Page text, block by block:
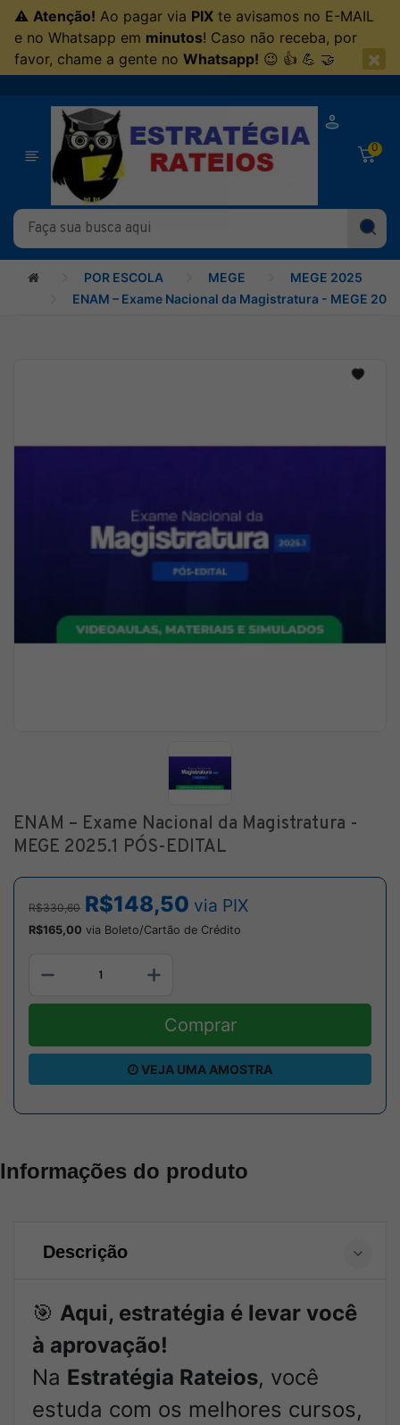
⚠ Atenção! Ao pagar via PIX te avisamos no E-MAIL
e no Whatsapp em minutos! Caso não receba, por
favor, chame a gente no Whatsapp! 😉 👍 💪 🤝 ×
0
POR ESCOLA MEGE
MEGE 2025
ENAM – Exame Nacional da Magistratura - MEGE
ENAM – Exame Nacional da Magistratura -
MEGE 2025.1 PÓS-EDITAL
R$330,60 R$148,50 via PIX
R$165,00 via Boleto/Cartão de Crédito
Comprar
VEJA UMA AMOSTRA
Informações do produto
Descrição
🎯 Aqui, estratégia é levar você
à aprovação!
Na Estratégia Rateios, você
estuda com os melhores cursos,